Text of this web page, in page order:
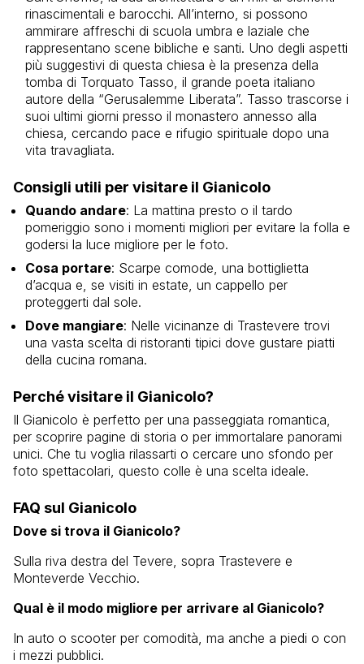
rinascimentali e barocchi. All’interno, si possono
ammirare affreschi di scuola umbra e laziale che
rappresentano scene bibliche e santi. Uno degli aspetti
più suggestivi di questa chiesa è la presenza della
tomba di Torquato Tasso, il grande poeta italiano
autore della “Gerusalemme Liberata”. Tasso trascorse i
suoi ultimi giorni presso il monastero annesso alla
chiesa, cercando pace e rifugio spirituale dopo una
vita travagliata.
Consigli utili per visitare il Gianicolo
Quando andare: La mattina presto o il tardo
pomeriggio sono i momenti migliori per evitare la folla e
godersi la luce migliore per le foto.
Cosa portare: Scarpe comode, una bottiglietta
d’acqua e, se visiti in estate, un cappello per
proteggerti dal sole.
Dove mangiare: Nelle vicinanze di Trastevere trovi
una vasta scelta di ristoranti tipici dove gustare piatti
della cucina romana.
Perché visitare il Gianicolo?
Il Gianicolo è perfetto per una passeggiata romantica,
per scoprire pagine di storia o per immortalare panorami
unici. Che tu voglia rilassarti o cercare uno sfondo per
foto spettacolari, questo colle è una scelta ideale.
FAQ sul Gianicolo
Dove si trova il Gianicolo?
Sulla riva destra del Tevere, sopra Trastevere e
Monteverde Vecchio.
Qual è il modo migliore per arrivare al Gianicolo?
In auto o scooter per comodità, ma anche a piedi o con
i mezzi pubblici.